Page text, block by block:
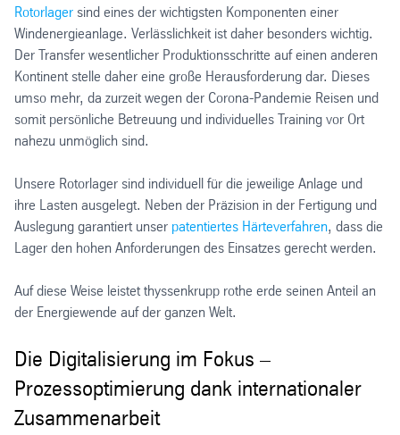
Rotorlager sind eines der wichtigsten Komponenten einer
Windenergieanlage. Verlässlichkeit ist daher besonders wichtig.
Der Transfer wesentlicher Produktionsschritte auf einen anderen
Kontinent stelle daher eine große Herausforderung dar. Dieses
umso mehr, da zurzeit wegen der Corona-Pandemie Reisen und
somit persönliche Betreuung und individuelles Training vor Ort
nahezu unmöglich sind.
Unsere Rotorlager sind individuell für die jeweilige Anlage und
ihre Lasten ausgelegt. Neben der Präzision in der Fertigung und
Auslegung garantiert unser patentiertes Härteverfahren, dass die
Lager den hohen Anforderungen des Einsatzes gerecht werden.
Auf diese Weise leistet thyssenkrupp rothe erde seinen Anteil an
der Energiewende auf der ganzen Welt.
Die Digitalisierung im Fokus –
Prozessoptimierung dank internationaler
Zusammenarbeit